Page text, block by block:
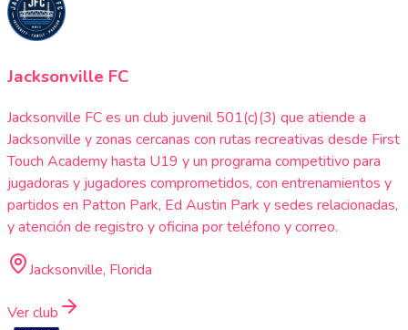
Jacksonville FC
Jacksonville FC es un club juvenil 501(c)(3) que atiende a
Jacksonville y zonas cercanas con rutas recreativas desde First
Touch Academy hasta U19 y un programa competitivo para
jugadoras y jugadores comprometidos, con entrenamientos y
partidos en Patton Park, Ed Austin Park y sedes relacionadas,
y atención de registro y oficina por teléfono y correo.
Jacksonville, Florida
Ver club